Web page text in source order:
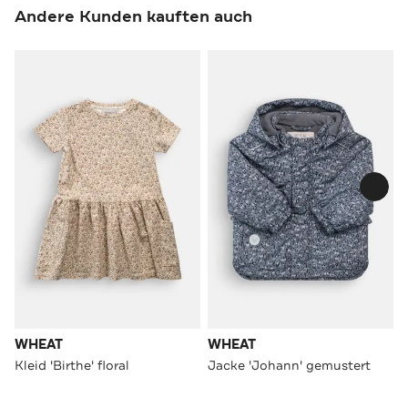
Andere Kunden kauften auch
WHEAT
Kleid 'Birthe' floral
WHEAT
Jacke 'Johann' gemustert